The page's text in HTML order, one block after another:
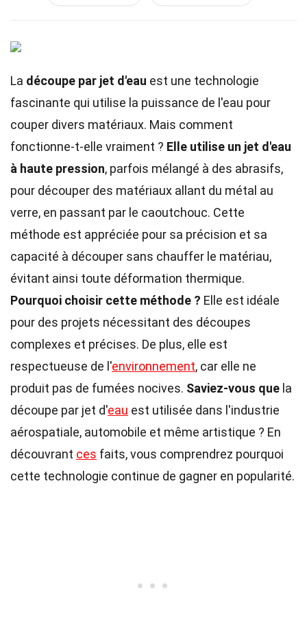
La découpe par jet d'eau est une technologie
fascinante qui utilise la puissance de l'eau pour
couper divers matériaux. Mais comment
fonctionne-t-elle vraiment ? Elle utilise un jet d'eau
à haute pression, parfois mélangé à des abrasifs,
pour découper des matériaux allant du métal au
verre, en passant par le caoutchouc. Cette
méthode est appréciée pour sa précision et sa
capacité à découper sans chauffer le matériau,
évitant ainsi toute déformation thermique.
Pourquoi choisir cette méthode ? Elle est idéale
pour des projets nécessitant des découpes
complexes et précises. De plus, elle est
respectueuse de l'environnement, car elle ne
produit pas de fumées nocives. Saviez-vous que la
découpe par jet d'eau est utilisée dans l'industrie
aérospatiale, automobile et même artistique ? En
découvrant ces faits, vous comprendrez pourquoi
cette technologie continue de gagner en popularité.